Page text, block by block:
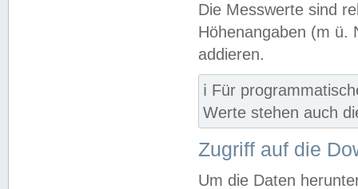
Die Messwerte sind
Höhenangaben (m ü.
addieren.
ℹ️ Für
Werte stehen auch
Zugriff auf die
Um die Daten